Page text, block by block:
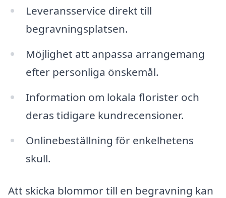
Leveransservice direkt till
begravningsplatsen.
Möjlighet att anpassa arrangemang
efter personliga önskemål.
Information om lokala florister och
deras tidigare kundrecensioner.
Onlinebeställning för enkelhetens
skull.
Att skicka blommor till en begravning kan